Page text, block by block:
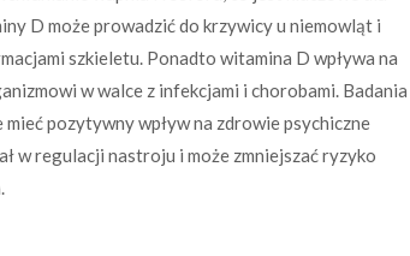
D może prowadzić do krzywicy u niemowląt i
szkieletu. Ponadto witamina D wpływa na
w walce z infekcjami i chorobami. Badania
pozytywny wpływ na zdrowie psychiczne
w regulacji nastroju i może zmniejszać ryzyko